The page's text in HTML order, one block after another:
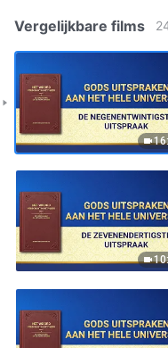
Vergelijkbare films